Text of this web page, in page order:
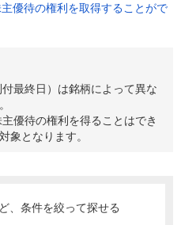
優待の権利を取得することがで
最終日）は銘柄によって異な
優待の権利を得ることはでき
象となります。
、条件を絞って探せる